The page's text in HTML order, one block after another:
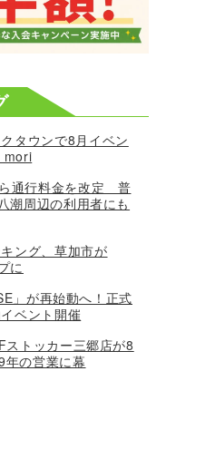
タウンで8月イベン
mori
通行料金を改定 普
潮周辺の利用者にも
ング、草加市が
に
」が再始動へ！正式
ベント開催
ストッカー三郷店が8
の営業に幕